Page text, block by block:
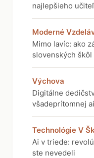
najlepšieho
Moderné
Mimo lavíc: ako
slovenských škôl
Výchova
Digitálne
všadeprítomnej ai
Technológie V
Ai v triede:
ste nevedeli